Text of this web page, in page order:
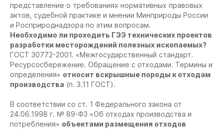
представление о требованиях нормативных правовых
актов, судебной практике и мнении Минприроды России
и Росприроднадзора по этим вопросам.
Необходимо ли проходить ГЭЭ технических проектов
разработки месторождений полезных ископаемых?
ГОСТ 30772-2001. «Межгосударственный стандарт.
Ресурсосбережение. Обращение с отходами. Термины и
определения» относит вскрышные породы к отходам
производства (п. 3.11 ГОСТ).
В соответствии со ст. 1 Федерального закона от
24.06.1998 г. № 89-ФЗ «Об отходах производства и
потребления» объектами размещения отходов